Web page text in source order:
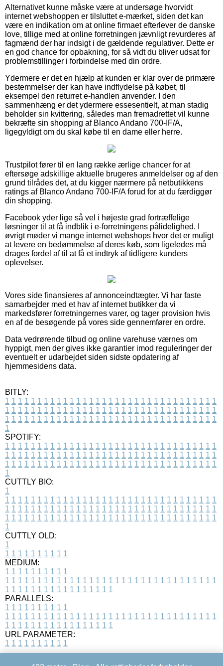
Alternativet kunne måske være at undersøge hvorvidt
internet webshoppen er tilsluttet e-mærket, siden det kan
være en indikation om at online firmaet efterlever de danske
love, tillige med at online forretningen jævnligt revurderes af
fagmænd der har indsigt i de gældende regulativer. Dette er
en god chance for opbakning, for så vidt du bliver udsat for
problemstillinger i forbindelse med din ordre.
Ydermere er det en hjælp at kunden er klar over de primære
bestemmelser der kan have indflydelse på købet, til
eksempel den returret e-handlen anvender. I den
sammenhæng er det ydermere essesentielt, at man stadig
beholder sin kvittering, således man fremadrettet vil kunne
bekræfte sin shopping af Blanco Andano 700-IF/A,
ligegyldigt om du skal købe til en dame eller herre.
Trustpilot fører til en lang række ærlige chancer for at
eftersøge adskillige aktuelle brugeres anmeldelser og af den
grund tilrådes det, at du kigger nærmere på netbutikkens
ratings af Blanco Andano 700-IF/A forud for at du færdiggør
din shopping.
Facebook yder lige så vel i højeste grad fortræffelige
løsninger til at få indblik i e-forretningens pålidelighed. I
øvrigt møder vi mange internet webshops hvor det er muligt
at levere en bedømmelse af deres køb, som ligeledes må
drages fordel af til at få et indtryk af tidligere kunders
oplevelser.
Vores side finansieres af annonceindtægter. Vi har faste
samarbejder med et hav af internet butikker da vi
markedsfører forretningernes varer, og tager provision hvis
en af de besøgende på vores side gennemfører en ordre.
Data vedrørende tilbud og online varehuse værnes om
hyppigt, men der gives ikke garantier imod reguleringer der
eventuelt er udarbejdet siden sidste opdatering af
hjemmesidens data.
BITLY:
1 1 1 1 1 1 1 1 1 1 1 1 1 1 1 1 1 1 1 1 1 1 1 1 1 1 1 1 1 1 1 1 1
1 1 1 1 1 1 1 1 1 1 1 1 1 1 1 1 1 1 1 1 1 1 1 1 1 1 1 1 1 1 1 1 1
1 1 1 1 1 1 1 1 1 1 1 1 1 1 1 1 1 1 1 1 1 1 1 1 1 1 1 1 1 1 1 1 1
1
SPOTIFY:
1 1 1 1 1 1 1 1 1 1 1 1 1 1 1 1 1 1 1 1 1 1 1 1 1 1 1 1 1 1 1 1 1
1 1 1 1 1 1 1 1 1 1 1 1 1 1 1 1 1 1 1 1 1 1 1 1 1 1 1 1 1 1 1 1 1
1 1 1 1 1 1 1 1 1 1 1 1 1 1 1 1 1 1 1 1 1 1 1 1 1 1 1 1 1 1 1 1 1
1
CUTTLY BIO:
1
1 1 1 1 1 1 1 1 1 1 1 1 1 1 1 1 1 1 1 1 1 1 1 1 1 1 1 1 1 1 1 1 1
1 1 1 1 1 1 1 1 1 1 1 1 1 1 1 1 1 1 1 1 1 1 1 1 1 1 1 1 1 1 1 1 1
1 1 1 1 1 1 1 1 1 1 1 1 1 1 1 1 1 1 1 1 1 1 1 1 1 1 1 1 1 1 1 1 1
1
CUTTLY OLD:
1
1 1 1 1 1 1 1 1 1 1
MEDIUM:
1 1 1 1 1 1 1 1 1 1
1 1 1 1 1 1 1 1 1 1 1 1 1 1 1 1 1 1 1 1 1 1 1 1 1 1 1 1 1 1 1 1 1
1 1 1 1 1 1 1 1 1 1 1 1 1 1 1 1 1
PARALLELS:
1 1 1 1 1 1 1 1 1 1
1 1 1 1 1 1 1 1 1 1 1 1 1 1 1 1 1 1 1 1 1 1 1 1 1 1 1 1 1 1 1 1 1
1 1 1 1 1 1 1 1 1 1 1 1 1 1 1 1 1
URL PARAMETER:
1 1 1 1 1 1 1 1 1 1